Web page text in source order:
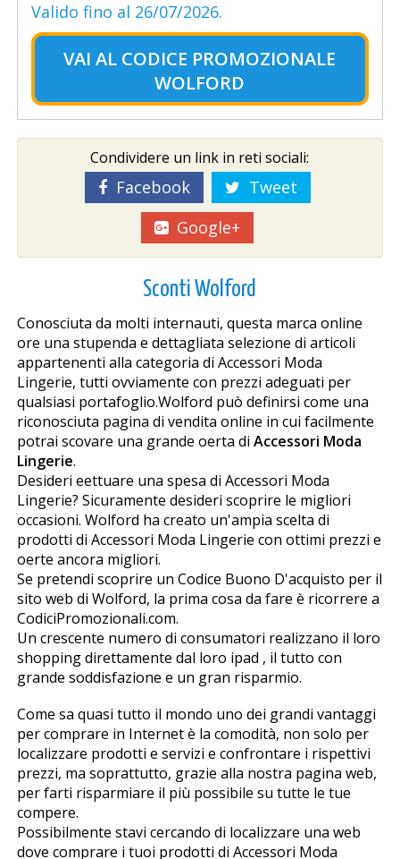
Valido fino al 26/07/2026.
VAI AL CODICE PROMOZIONALE
WOLFORD
Condividere un link in reti sociali:
Facebook
Tweet
Google+
Sconti Wolford
Conosciuta da molti internauti, questa marca online
offre una stupenda e dettagliata selezione di articoli
appartenenti alla categoria di Accessori Moda
Lingerie, tutti ovviamente con prezzi adeguati per
qualsiasi portafoglio.Wolford può definirsi come una
riconosciuta pagina di vendita online in cui facilmente
potrai scovare una grande offerta di Accessori Moda
Lingerie.
Desideri effettuare una spesa di Accessori Moda
Lingerie? Sicuramente desideri scoprire le migliori
occasioni. Wolford ha creato un'ampia scelta di
prodotti di Accessori Moda Lingerie con ottimi prezzi e
offerte ancora migliori.
Se pretendi scoprire un Codice Buono D'acquisto per il
sito web di Wolford, la prima cosa da fare è ricorrere a
CodiciPromozionali.com.
Un crescente numero di consumatori realizzano il loro
shopping direttamente dal loro ipad , il tutto con
grande soddisfazione e un gran risparmio.
Come sa quasi tutto il mondo uno dei grandi vantaggi
per comprare in Internet è la comodità, non solo per
localizzare prodotti e servizi e confrontare i rispettivi
prezzi, ma soprattutto, grazie alla nostra pagina web,
per farti risparmiare il più possibile su tutte le tue
compere.
Possibilmente stavi cercando di localizzare una web
dove comprare i tuoi prodotti di Accessori Moda